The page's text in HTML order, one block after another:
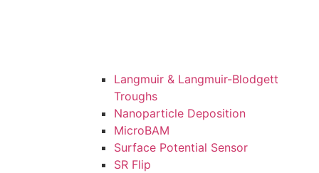
Langmuir & Langmuir-Blodgett
Troughs
Nanoparticle Deposition
MicroBAM
Surface Potential Sensor
SR Flip